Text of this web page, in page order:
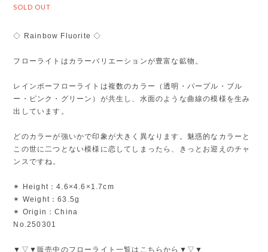
SOLD OUT
◇ Rainbow Fluorite ◇
フローライトはカラーバリエーションが豊富な鉱物。
レインボーフローライトは複数のカラー（透明・パープル・ブル
ー・ピンク・グリーン）が共生し、水面のような曲線の模様を生み
出しています。
どのカラーが強いかで印象が大きく異なります。魅惑的なカラーと
この世に二つとない模様に恋してしまったら、きっとお迎えのチャ
ンスですね。
✴︎ Height：4.6×4.6×1.7cm
✴︎ Weight：63.5g
✴︎ Origin：China
No.250301
▼▽▼販売中のフローライト一覧はこちらから▼▽▼